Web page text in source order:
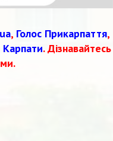
, Голос Прикарпаття,
Карпати. Дізнавайтесь